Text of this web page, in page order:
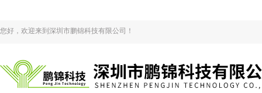
您好，欢迎来到深圳市鹏锦科技有限公司！